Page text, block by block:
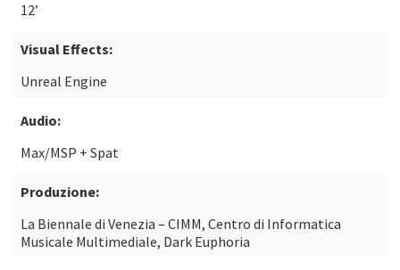
12’
Visual Effects:
Unreal Engine
Audio:
Max/MSP + Spat
Produzione:
La Biennale di Venezia – CIMM, Centro di Informatica
Musicale Multimediale, Dark Euphoria